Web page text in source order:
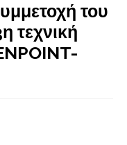
του
τεχνική